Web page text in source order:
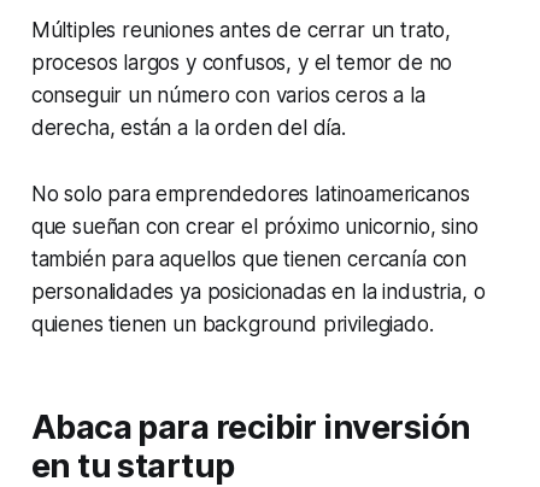
Múltiples reuniones antes de cerrar un trato,
procesos largos y confusos, y el temor de no
conseguir un número con varios ceros a la
derecha, están a la orden del día.
No solo para emprendedores latinoamericanos
que sueñan con crear el próximo unicornio, sino
también para aquellos que tienen cercanía con
personalidades ya posicionadas en la industria, o
quienes tienen un background privilegiado.
Abaca para recibir inversión
en tu startup